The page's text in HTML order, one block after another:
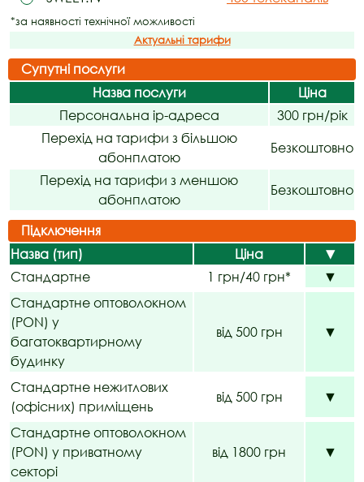
*за наявності технічної можливості
Актуальні тарифи
Супутні послуги
Назва послуги
Ціна
Персональна ip-адреса
300 грн/рік
Перехід на тарифи з більшою
абонплатою
Безкоштовно
Перехід на тарифи з меншою
абонплатою
Безкоштовно
Підключення
Назва (тип)
Ціна ▼
Стандартне 1 грн/40 грн* ▼
Стандартне оптоволокном
(PON) у
багатоквартирному
будинку
від 500 грн ▼
Стандартне нежитлових
(офісних) приміщень
від 500 грн ▼
Стандартне оптоволокном
(PON) у приватному
секторі
від 1800 грн ▼